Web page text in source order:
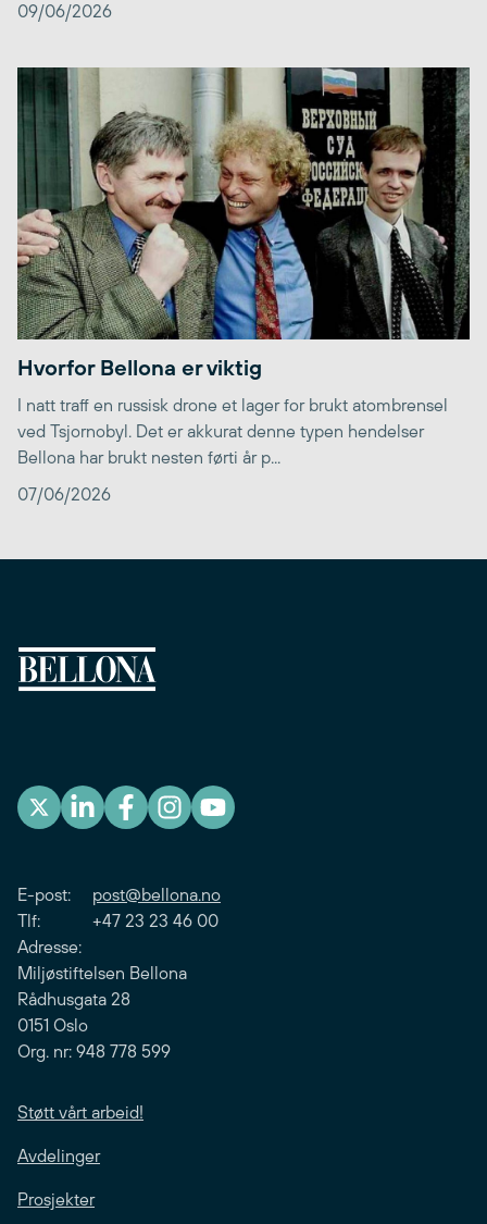
09/06/2026
Hvorfor Bellona er viktig
I natt traff en russisk drone et lager for brukt atombrensel
ved Tsjornobyl. Det er akkurat denne typen hendelser
Bellona har brukt nesten førti år p...
07/06/2026
E-post: post@bellona.no
Tlf: +47 23 23 46 00
Adresse:
Miljøstiftelsen Bellona
Rådhusgata 28
0151 Oslo
Org. nr: 948 778 599
Støtt vårt arbeid!
Avdelinger
Prosjekter